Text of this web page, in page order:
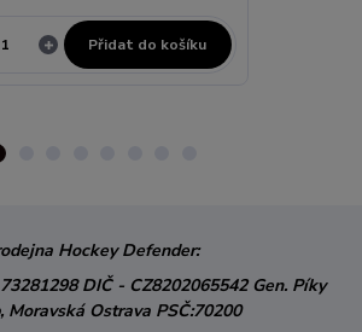
Přidat do košíku
Hockey Defender:
DIČ - CZ8202065542 Gen. Píky
Moravská Ostrava PSČ:70200